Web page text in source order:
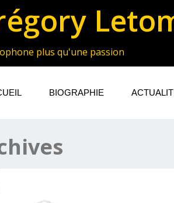
plus qu'une passion
BIOGRAPHIE